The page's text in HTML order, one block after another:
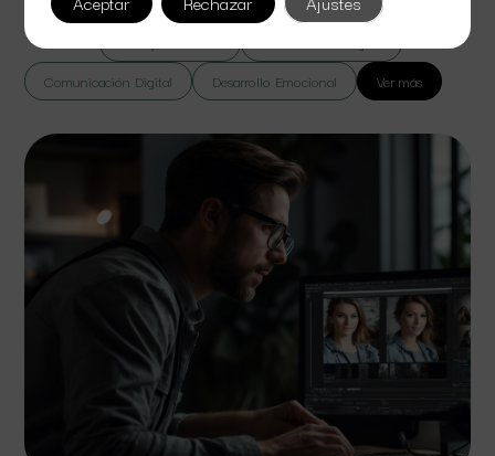
Comunicación Digital
Desarrollo Emocional Ver más